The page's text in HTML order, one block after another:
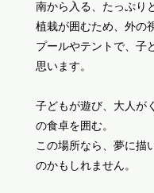
南から入る、たっぷり
植栽が囲むため、外の
プールやテントで、子
思います。
子どもが遊び、大人が
の食卓を囲む。
この場所なら、夢に描
のかもしれません。